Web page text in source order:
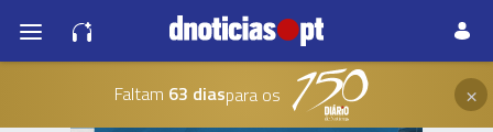
Faltam 63 diaspara os ×